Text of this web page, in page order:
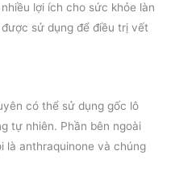
lợi ích cho sức khỏe làn
sử dụng để điều trị vết
có thể sử dụng gốc lô
tự nhiên. Phần bên ngoài
là anthraquinone và chúng